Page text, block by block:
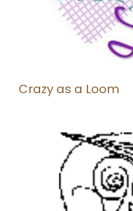
Crazy as a Loom